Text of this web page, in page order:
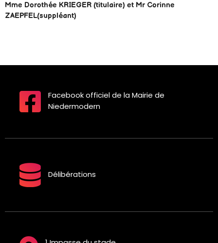
Mme Dorothée KRIEGER (titulaire) et Mr Corinne
ZAEPFEL(suppléant)
Facebook officiel de la Mairie de
Niedermodern
Délibérations